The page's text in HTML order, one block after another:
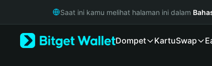
Русский
Saat ini kamu melihat halaman ini dalam
Dompet KartuSwap